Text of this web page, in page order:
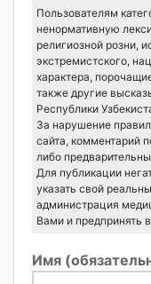
Пользователям
ненормативную
религиозной розни,
экстремистского,
характера,
также другие
Республики
За нарушение
сайта, комментарий
либо
Для публикации
указать свой
администрация
Вами и предпринять
Имя